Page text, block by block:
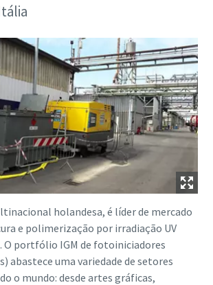
holandesa, é líder de mercado
e polimerização por irradiação UV
portfólio IGM de fotoiniciadores
abastece uma variedade de setores
o mundo: desde artes gráficas,